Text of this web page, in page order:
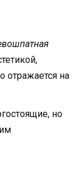
отражается на
но